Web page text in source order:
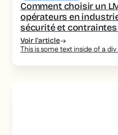
Comment choisir un
opérateurs en
sécurité et
Voir l'article
This is some text inside of a